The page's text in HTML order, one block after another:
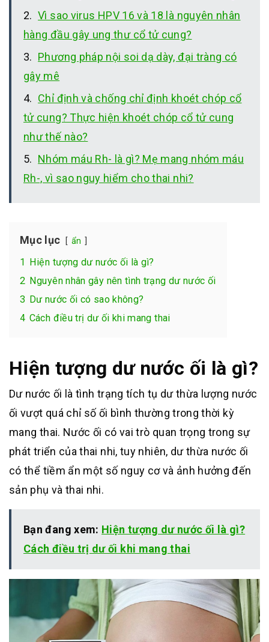
Vì sao virus HPV 16 và 18 là nguyên nhân
hàng đầu gây ung thư cổ tử cung?
Phương pháp nội soi dạ dày, đại tràng có
gây mê
Chỉ định và chống chỉ định khoét chóp cổ
tử cung? Thực hiện khoét chóp cổ tử cung
như thế nào?
Nhóm máu Rh- là gì? Mẹ mang nhóm máu
Rh-, vì sao nguy hiểm cho thai nhi?
Mục lục ẩn
1 Hiện tượng dư nước ối là gì?
2 Nguyên nhân gây nên tình trạng dư nước ối
3 Dư nước ối có sao không?
4 Cách điều trị dư ối khi mang thai
Hiện tượng dư nước ối là gì?
Dư nước ối là tình trạng tích tụ dư thừa lượng nước
ối vượt quá chỉ số ối bình thường trong thời kỳ
mang thai. Nước ối có vai trò quan trọng trong sự
phát triển của thai nhi, tuy nhiên, dư thừa nước ối
có thể tiềm ẩn một số nguy cơ và ảnh hưởng đến
sản phụ và thai nhi.
Bạn đang xem: Hiện tượng dư nước ối là gì?
Cách điều trị dư ối khi mang thai